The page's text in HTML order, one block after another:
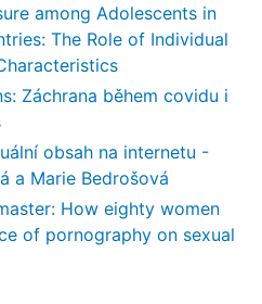
among Adolescents in
The Role of Individual
Záchrana během covidu i
obsah na internetu -
a Marie Bedrošová
How eighty women
of pornography on sexual